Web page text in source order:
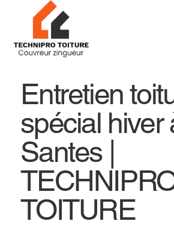
Entretien
spécial hiver
Santes |
TOITURE